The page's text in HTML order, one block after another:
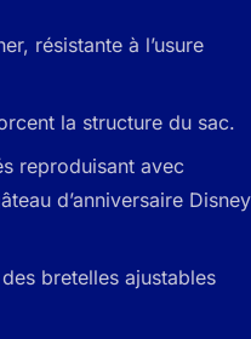
résistante à l’usure
la structure du sac.
reproduisant avec
d’anniversaire Disney
bretelles ajustables